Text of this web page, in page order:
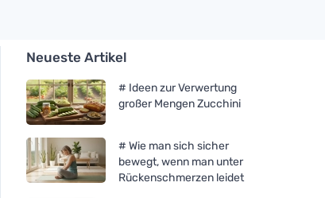
Neueste Artikel
# Ideen zur Verwertung
großer Mengen Zucchini
# Wie man sich sicher
bewegt, wenn man unter
Rückenschmerzen leidet